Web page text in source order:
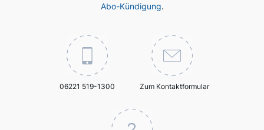
Abo-Kündigung.
06221 519-1300 Zum Kontaktformular